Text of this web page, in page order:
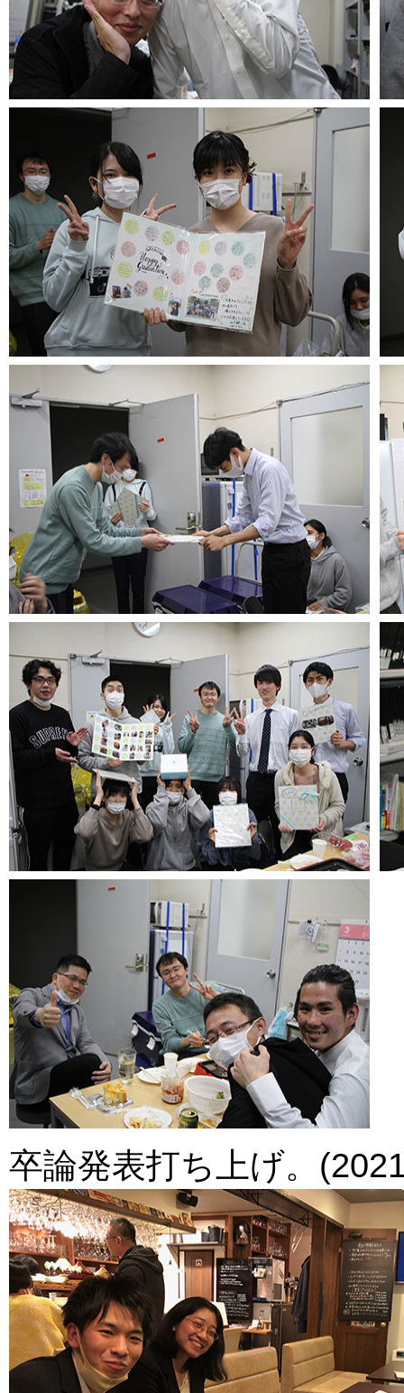
卒論発表打ち上げ。